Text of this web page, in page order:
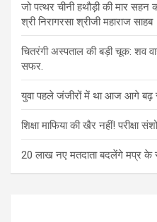
जो पत्थर चीनी हथौड़ी की मार सहन
श्री निरागरसा श्रीजी महाराज साहब
चितरंगी अस्पताल की बड़ी चूक: शव
सफर.
युवा पहले जंजीरों में था आज आगे बढ़
शिक्षा माफिया की खैर नहीं! परीक्षा
20 लाख नए मतदाता बदलेंगे मप्र के